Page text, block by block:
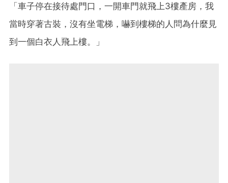
「車子停在接待處門口，一開車門就飛上3樓產房，我
當時穿著古裝，沒有坐電梯，嚇到樓梯的人問為什麼見
到一個白衣人飛上樓。」